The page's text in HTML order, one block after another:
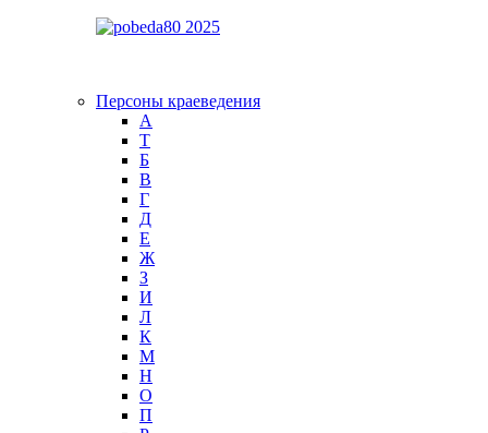
Персоны краеведения
А
T
Б
В
Г
Д
Е
Ж
З
И
Л
К
М
Н
О
П